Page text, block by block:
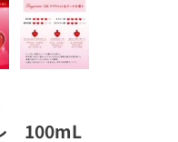
レ 100mL